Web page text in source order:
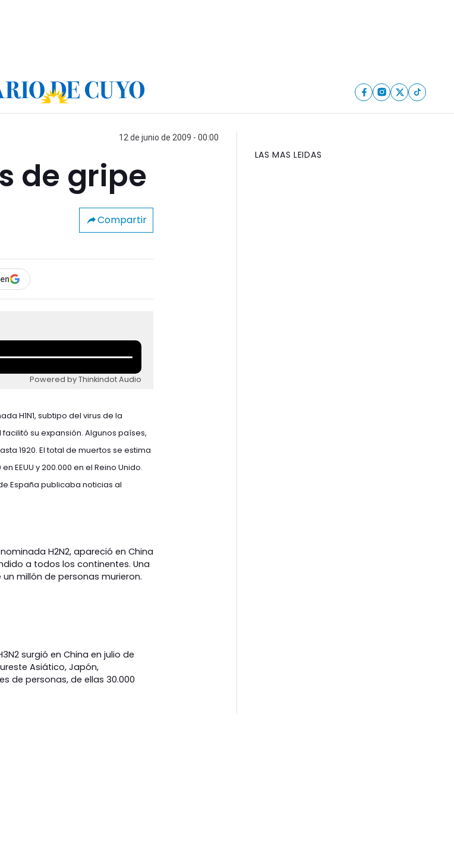
12 de junio de 2009 - 00:00
de gripe
Compartir
Powered by Thinkindot Audio
H1N1, subtipo del virus de la
su expansión. Algunos países,
1920. El total de muertos se estima
EEUU y 200.000 en el Reino Unido.
España publicaba noticias al
H2N2, apareció en China
a todos los continentes. Una
millón de personas murieron.
surgió en China en julio de
Asiático, Japón,
de personas, de ellas 30.000
LAS MAS LEIDAS